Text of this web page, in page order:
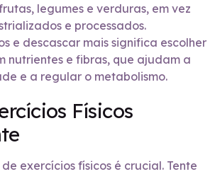
legumes e verduras, em vez
e processados.
e descascar mais significa escolher
nutrientes e fibras, que ajudam a
e a regular o metabolismo.
Físicos
exercícios físicos é crucial. Tente